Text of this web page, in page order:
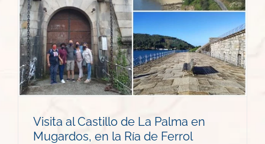
Visita al Castillo de La Palma en
Mugardos, en la Ría de Ferrol